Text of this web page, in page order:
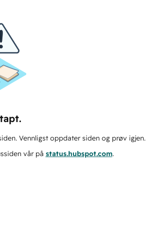
Vennligst oppdater siden og prøv igjen.
vår på status.hubspot.com.